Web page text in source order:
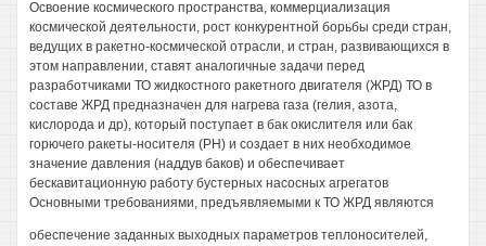
Освоение космического пространства, коммерциализация
космической деятельности, рост конкурентной борьбы среди стран,
ведущих в ракетно-космической отрасли, и стран, развивающихся в
этом направлении, ставят аналогичные задачи перед
разработчиками ТО жидкостного ракетного двигателя (ЖРД) ТО в
составе ЖРД предназначен для нагрева газа (гелия, азота,
кислорода и др), который поступает в бак окислителя или бак
горючего ракеты-носителя (РН) и создает в них необходимое
значение давления (наддув баков) и обеспечивает
бескавитационную работу бустерных насосных агрегатов
Основными требованиями, предъявляемыми к ТО ЖРД являются
обеспечение заданных выходных параметров теплоносителей,